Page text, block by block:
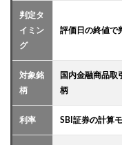
判定タ
イミン
グ
評価日の終値で
対象銘
柄
国内金融商品取
柄
利率 SBI証券の計算